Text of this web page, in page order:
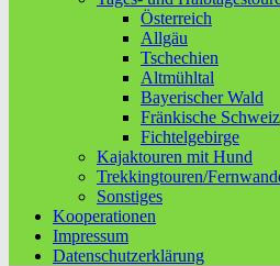
Österreich
Allgäu
Tschechien
Altmühltal
Bayerischer Wald
Fränkische Schweiz
Fichtelgebirge
Kajaktouren mit Hund
Trekkingtouren/
Sonstiges
Kooperationen
Impressum
Datenschutzerklärung